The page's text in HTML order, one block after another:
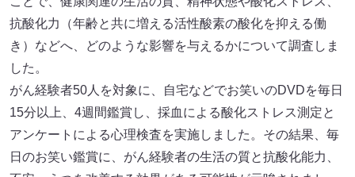
抗酸化力（年齢と共に増える活性酸素の酸化を抑える働
き）などへ、どのような影響を与えるかについて調査しま
した。
がん経験者50人を対象に、自宅などでお笑いのDVDを毎日
15分以上、4週間鑑賞し、採血による酸化ストレス測定と
アンケートによる心理検査を実施しました。その結果、毎
日のお笑い鑑賞に、がん経験者の生活の質と抗酸化能力、